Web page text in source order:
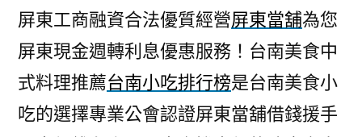
屏東工商融資合法優質經營屏東當舖為您
屏東現金週轉利息優惠服務！台南美食中
式料理推薦台南小吃排行榜是台南美食小
吃的選擇專業公會認證屏東當舖借錢援手